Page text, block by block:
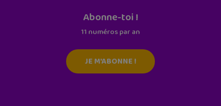
Abonne-toi !
11 numéros par an
JE M'ABONNE !